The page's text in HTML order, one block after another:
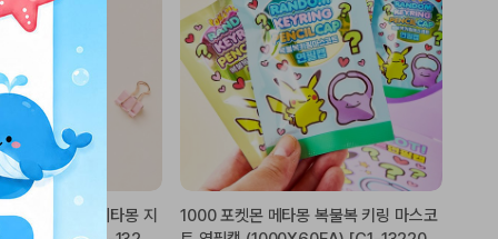
츄로 변신한 메타몽 지
1000 포켓몬 메타몽 복불복 키링 마스코